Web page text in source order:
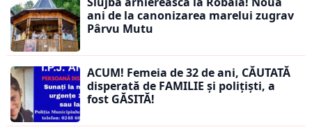
ani de la canonizarea marelui zugrav
Pârvu Mutu
ACUM! Femeia de 32 de ani, CĂUTATĂ
disperată de FAMILIE și polițiști, a
fost GĂSITĂ!